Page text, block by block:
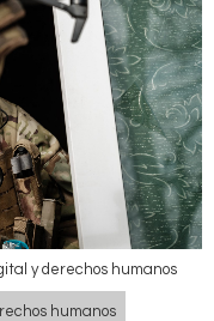
y derechos humanos
humanos